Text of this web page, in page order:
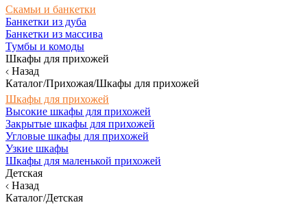
Скамьи и банкетки
Банкетки из дуба
Банкетки из массива
Тумбы и комоды
Шкафы для прихожей
Назад
Каталог/Прихожая/Шкафы для прихожей
Шкафы для прихожей
Высокие шкафы для прихожей
Закрытые шкафы для прихожей
Угловые шкафы для прихожей
Узкие шкафы
Шкафы для маленькой прихожей
Детская
Назад
Каталог/Детская